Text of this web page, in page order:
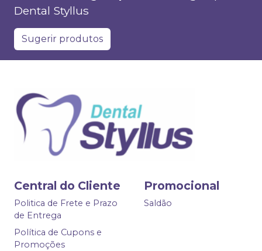
Dental Styllus
Sugerir produtos
Central do Cliente
Politica de Frete e Prazo
de Entrega
Política de Cupons e
Promoções
Promocional
Saldão